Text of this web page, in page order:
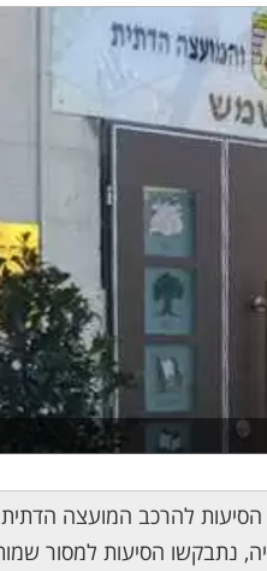
נציגי הסיעות להרכב המועצה
נתבקשו הסיעות למסור